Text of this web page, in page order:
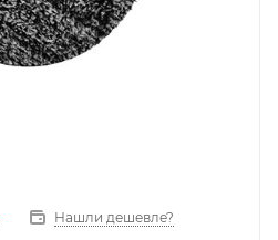
Нашли дешевле?